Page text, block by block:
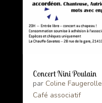
Concert Nini Poulain
par Coline Faugerolle
Café associatif